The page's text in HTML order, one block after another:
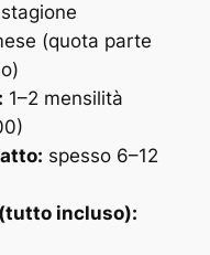
(quota parte
1–2 mensilità
spesso 6–12
incluso):